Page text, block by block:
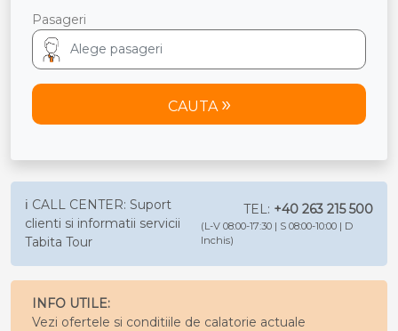
Pasageri
CAUTA
ℹ️ CALL CENTER: Suport
clienti si informatii servicii
Tabita Tour
TEL: +40 263 215 500
(L-V 08:00-17:30 | S 08:00-10:00 | D
Inchis)
INFO UTILE:
Vezi ofertele si conditiile de calatorie actuale